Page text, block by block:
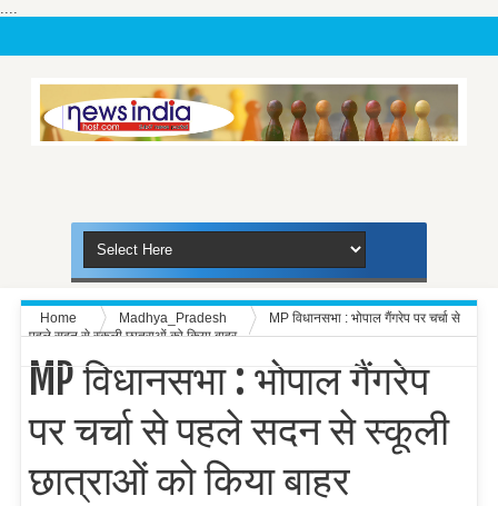
....
Home Madhya_Pradesh
MP विधानसभा : भोपाल गैंगरेप पर चर्चा से
पहले सदन से स्कूली छात्राओं को किया बाहर
MP विधानसभा : भोपाल गैंगरेप
पर चर्चा से पहले सदन से स्कूली
छात्राओं को किया बाहर